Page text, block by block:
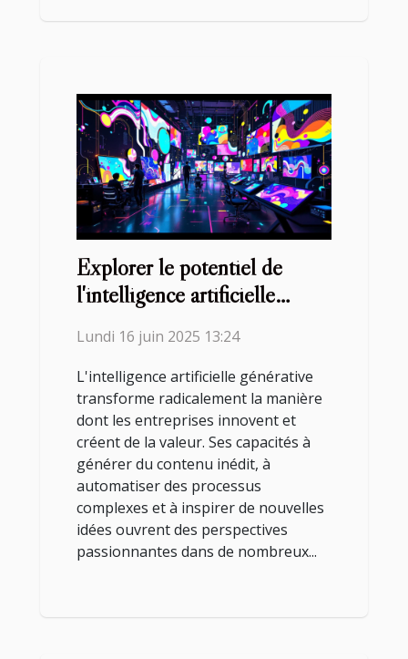
Explorer le potentiel de
l'intelligence artificielle
Lundi 16 juin 2025 13:24
L'intelligence artificielle générative
transforme radicalement la manière
dont les entreprises innovent et
créent de la valeur. Ses capacités à
générer du contenu inédit, à
automatiser des processus
complexes et à inspirer de nouvelles
idées ouvrent des perspectives
passionnantes dans de nombreux...